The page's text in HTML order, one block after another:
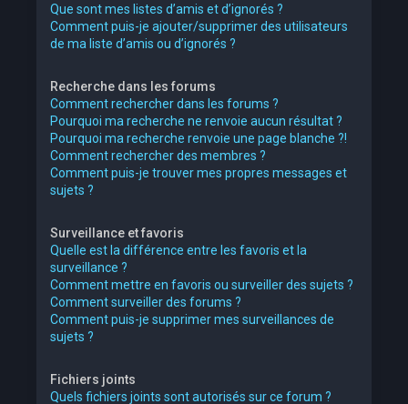
Que sont mes listes d’amis et d’ignorés ?
Comment puis-je ajouter/supprimer des utilisateurs
de ma liste d’amis ou d’ignorés ?
Recherche dans les forums
Comment rechercher dans les forums ?
Pourquoi ma recherche ne renvoie aucun résultat ?
Pourquoi ma recherche renvoie une page blanche ?!
Comment rechercher des membres ?
Comment puis-je trouver mes propres messages et
sujets ?
Surveillance et favoris
Quelle est la différence entre les favoris et la
surveillance ?
Comment mettre en favoris ou surveiller des sujets ?
Comment surveiller des forums ?
Comment puis-je supprimer mes surveillances de
sujets ?
Fichiers joints
Quels fichiers joints sont autorisés sur ce forum ?